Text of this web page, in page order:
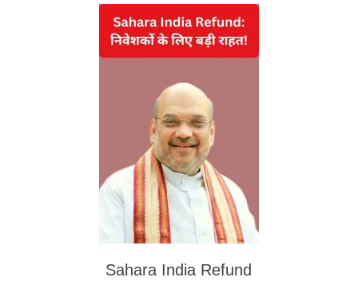
Sahara India Refund